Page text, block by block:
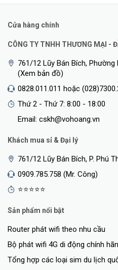
Cửa hàng chính
CÔNG TY TNHH THƯƠNG MẠI -
761/12 Lũy Bán Bích, Phường
(Xem bản đồ)
0828.011.011 hoặc
Thứ 2 - Thứ 7: 8:00 - 18:00
Email: cskh@vohoang.vn
Khách mua sỉ & Đại lý
761/12 Lũy Bán Bích, P. Phú
0909.785.758 (Mr. Công)
⭐⭐⭐⭐⭐
Sản phẩm nổi bật
Router phát wifi theo nhu cầu
Bộ phát wifi 4G di động chính
Tổng hợp các loại sim du lịch